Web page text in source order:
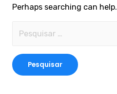
Perhaps searching can help.